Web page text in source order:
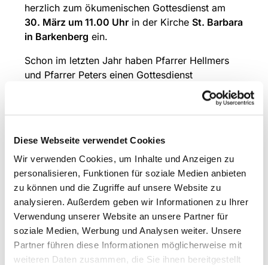
Diese Webseite verwendet Cookies
Wir verwenden Cookies, um Inhalte und Anzeigen zu
personalisieren, Funktionen für soziale Medien anbieten
zu können und die Zugriffe auf unsere Website zu
analysieren. Außerdem geben wir Informationen zu Ihrer
Verwendung unserer Website an unsere Partner für
soziale Medien, Werbung und Analysen weiter. Unsere
Partner führen diese Informationen möglicherweise mit
weiteren Daten zusammen, die Sie ihnen bereitgestellt
herzlich zum ökumenischen Gottesdienst am
30. März um 11.00 Uhr in der Kirche St. Barbara
in Barkenberg ein.
Schon im letzten Jahr haben Pfarrer Hellmers
und Pfarrer Peters einen Gottesdienst
gemeinsam gestaltet und damit eine alte
aufgegriffen. Ein Projektchor, bestehend aus
den Gottesdienst musikalisch begleitet.
Auch in diesem Jahr wird wieder ein Projektchor
den Gottesdienst gestalten, der sich aus dem
Kirchenchor St. Barbara und der Kantorei
Wulfen bzw. Projektsängern, die nur für dieses
Projekt mitsingen, zusammen setzt. Dieser Chor
hat seit Januar zusammen geprobt und das
„Stabat Mater“ von Joseph Rheinberger